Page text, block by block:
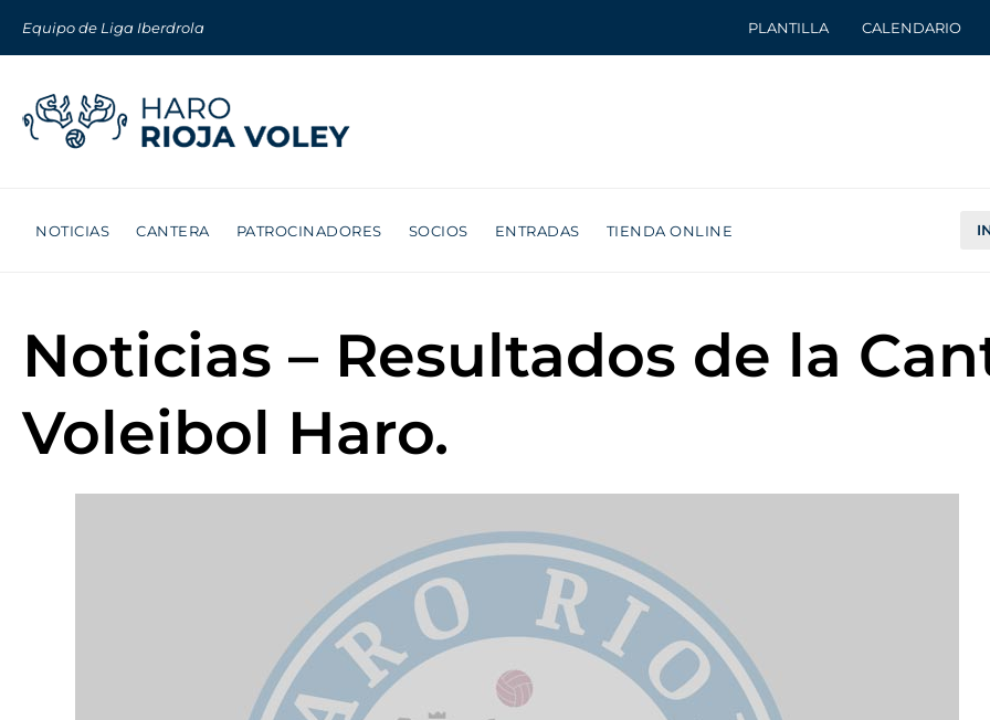
Equipo de Liga Iberdrola PLANTILLA CALENDARIO
NOTICIAS CANTERA PATROCINADORES SOCIOS ENTRADAS TIENDA ONLINE
Noticias – Resultados de la
Voleibol Haro.